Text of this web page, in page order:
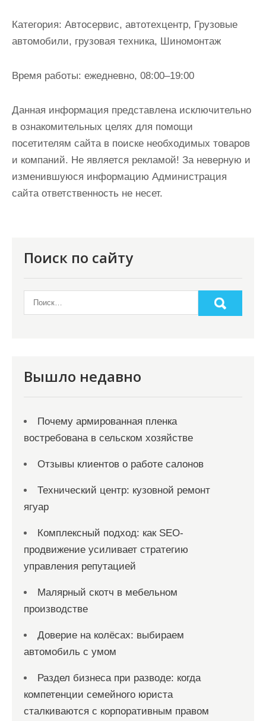
Категория: Автосервис, автотехцентр, Грузовые
автомобили, грузовая техника, Шиномонтаж
Время работы: ежедневно, 08:00–19:00
Данная информация представлена исключительно
в ознакомительных целях для помощи
посетителям сайта в поиске необходимых товаров
и компаний. Не является рекламой! За неверную и
изменившуюся информацию Администрация
сайта ответственность не несет.
Поиск по сайту
Вышло недавно
Почему армированная пленка
востребована в сельском хозяйстве
Отзывы клиентов о работе салонов
Технический центр: кузовной ремонт
ягуар
Комплексный подход: как SEO-
продвижение усиливает стратегию
управления репутацией
Малярный скотч в мебельном
производстве
Доверие на колёсах: выбираем
автомобиль с умом
Раздел бизнеса при разводе: когда
компетенции семейного юриста
сталкиваются с корпоративным правом